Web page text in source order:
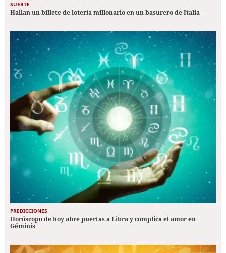
SUERTE
Hallan un billete de lotería millonario en un basurero de Italia
PREDICCIONES
Horóscopo de hoy abre puertas a Libra y complica el amor en
Géminis